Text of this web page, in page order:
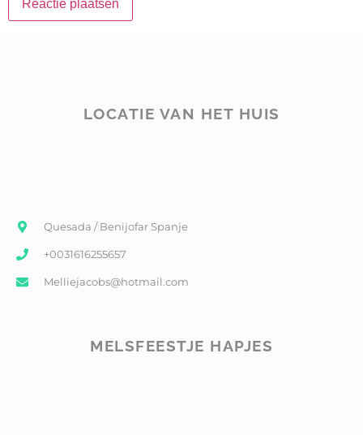
LOCATIE VAN HET HUIS
Quesada / Benijofar Spanje
+0031616255657
Melliejacobs@hotmail.com
MELSFEESTJE HAPJES